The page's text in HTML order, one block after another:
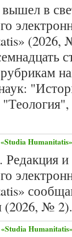
в
Редакция
(2026, № 2).